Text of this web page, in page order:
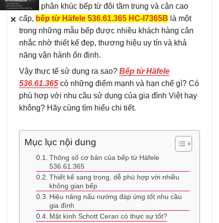
Trong phân khúc bếp từ đôi tầm trung và cận cao
cấp, bếp từ Häfele 536.61.365 HC-I7365B là một
trong những mẫu bếp được nhiều khách hàng cân
nhắc nhờ thiết kế đẹp, thương hiệu uy tín và khả
năng vận hành ổn định.
Vậy thực tế sử dụng ra sao? Bếp từ Häfele
536.61.365 có những điểm mạnh và hạn chế gì? Có
phù hợp với nhu cầu sử dụng của gia đình Việt hay
không? Hãy cùng tìm hiểu chi tiết.
Mục lục nội dung
Thông số cơ bản của bếp từ Häfele
536.61.365
Thiết kế sang trọng, dễ phù hợp với nhiều
không gian bếp
Hiệu năng nấu nướng đáp ứng tốt nhu cầu
gia đình
Mặt kính Schott Ceran có thực sự tốt?
✕